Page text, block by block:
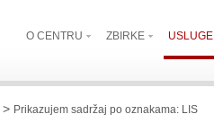
O CENTRU ZBIRKE USLUGE
> Prikazujem sadržaj po oznakama: LIS